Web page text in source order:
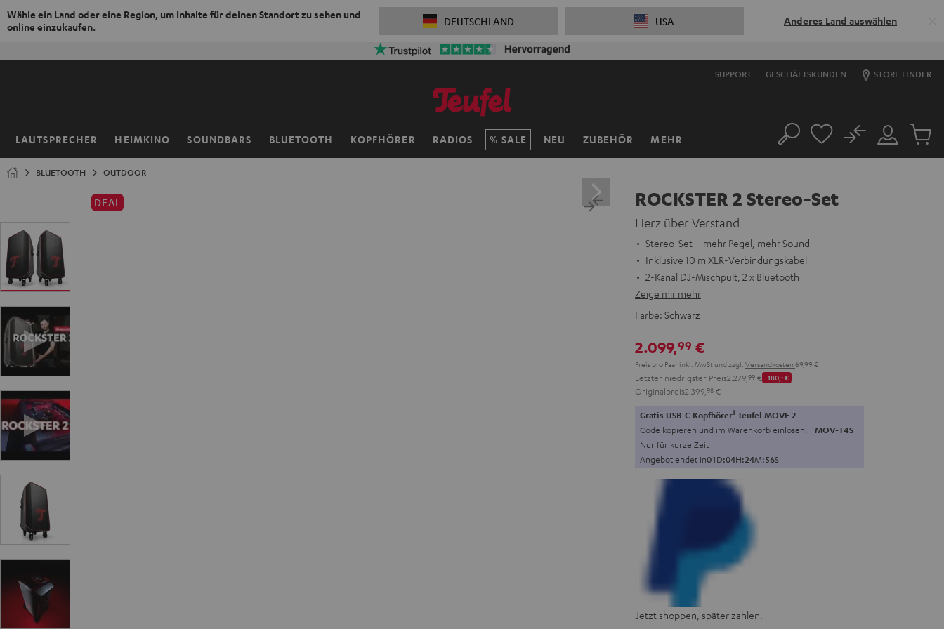
Wähle ein Land oder eine Region, um Inhalte für deinen Standort zu sehen und
online einzukaufen.
DEUTSCHLAND USA Anderes Land auswählen
SUPPORT GESCHÄFTSKUNDEN STORE FINDER
LAUTSPRECHER HEIMKINO SOUNDBARS BLUETOOTH KOPFHÖRER RADIOS SALE NEU ZUBEHÖR MEHR
Startseite Suche
Mein
Konto
No
Artikel
BLUETOOTH OUTDOOR
DEAL ROCKSTER 2 Stereo-Set
Herz über Verstand
Stereo-Set – mehr Pegel, mehr Sound
Inklusive 10 m XLR-Verbindungskabel
2-Kanal DJ-Mischpult, 2 x Bluetooth
Zeige mir mehr
Farbe: Schwarz
2.099,99 €
Preis pro Paar inkl. MwSt und zzgl. Versandkosten 69,99 €
Letzter niedrigster Preis2.279, 99 € -180,‐€
Originalpreis2.399, 98 €
Gratis USB-C Kopfhörer1 Teufel MOVE 2
Code kopieren und im Warenkorb einlösen. MOV-T4S
Nur für kurze Zeit
Angebot endet in01D:04H:24M:55S
Jetzt shoppen, später zahlen.